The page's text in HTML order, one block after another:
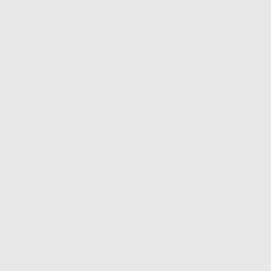
роботоспособность